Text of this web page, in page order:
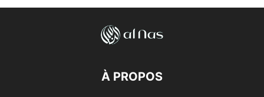
À PROPOS